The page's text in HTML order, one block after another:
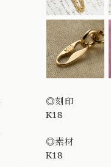
◎刻印
K18
◎素材
K18